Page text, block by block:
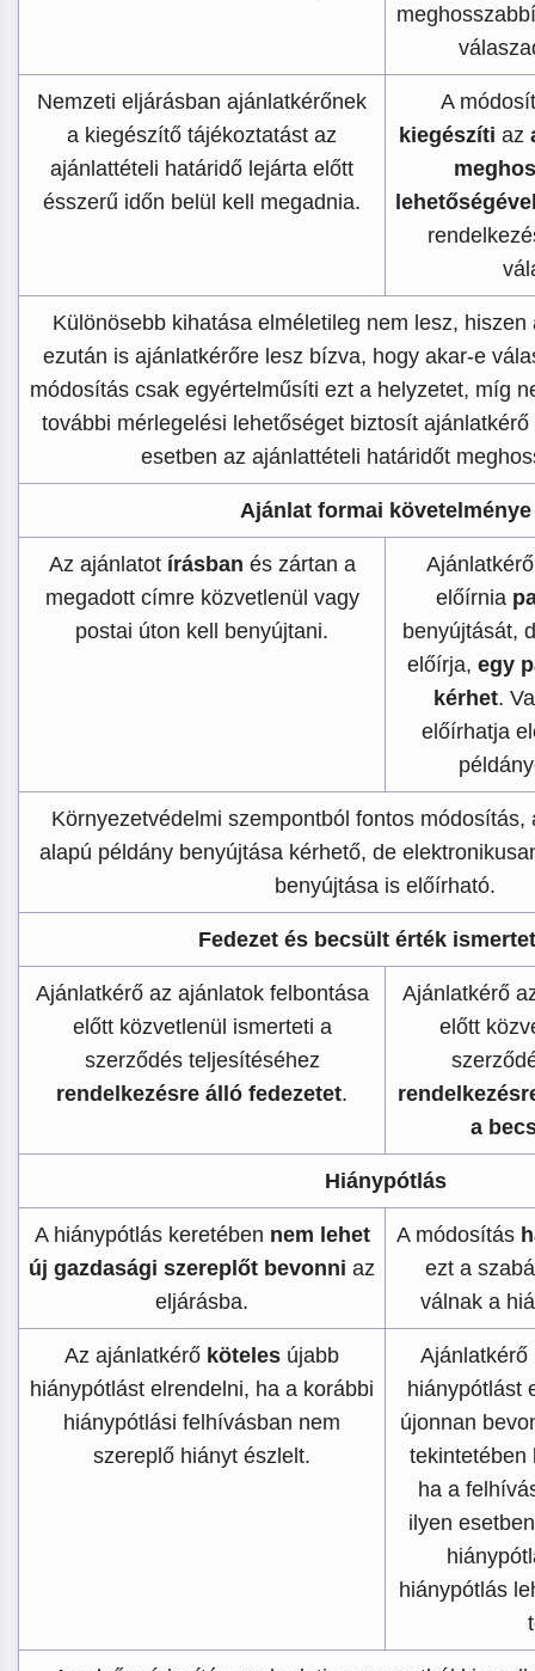
Nemzeti eljárásban ajánlatkérőnek
a kiegészítő tájékoztatást az
ajánlattételi határidő lejárta előtt
ésszerű időn belül kell megadnia.
A
kiegészíti az
Különösebb kihatása elméletileg nem lesz,
ezután is ajánlatkérőre lesz bízva, hogy akar-e
módosítás csak egyértelműsíti ezt a helyzetet, míg
további mérlegelési lehetőséget biztosít
esetben az ajánlattételi határidőt
Ajánlat formai követelménye
Az ajánlatot írásban és zártan a
megadott címre közvetlenül vagy
postai úton kell benyújtani.
előírnia
benyújtását,
előírja, egy
kérhet.
előírhatja
Környezetvédelmi szempontból fontos módosítás,
alapú példány benyújtása kérhető, de
benyújtása is előírható.
Fedezet és becsült érték
Ajánlatkérő az ajánlatok felbontása
előtt közvetlenül ismerteti a
szerződés teljesítéséhez
rendelkezésre álló fedezetet.
Ajánlatkérő
előtt
a
Hiánypótlás
A hiánypótlás keretében nem lehet
új gazdasági szereplőt bevonni az
eljárásba.
A módosítás
ezt a
válnak a
Az ajánlatkérő köteles újabb
hiánypótlást elrendelni, ha a korábbi
hiánypótlási felhívásban nem
szereplő hiányt észlelt.
Ajánlatkérő
hiánypótlást
újonnan
tekintetében
ha a
ilyen
hiánypótlás